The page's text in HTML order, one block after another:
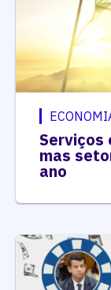
Serviços
mas
ano